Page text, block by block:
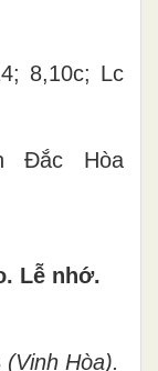
8,10c; Lc
Đắc Hòa
Lễ nhớ.
(Vinh Hòa).